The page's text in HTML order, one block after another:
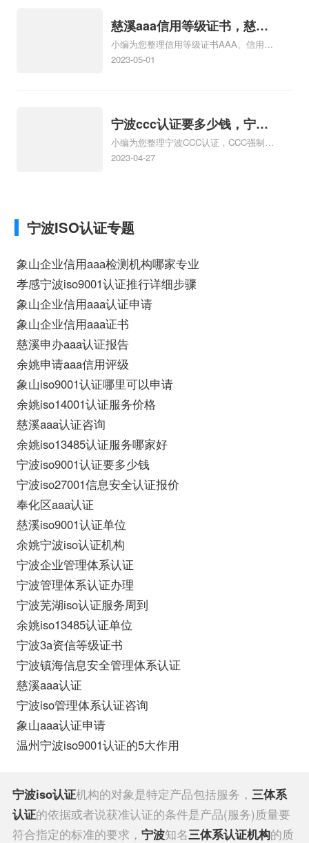
体系认证知识，详情可查看下方正文！
慈溪aaa信用等级证书，慈溪
aaa资信等级证书
小编为您整理信用等级证书AAA、信用等
级证书AAA信用如何申请、如何申请AAA
2023-05-01
宁波ccc认证要多少钱，宁波
ccc认证多少钱
小编为您整理宁波CCC认证，CCC强制
性，CCC产品认证，多少钱、宁波做CCC
认证知识，详情可查看下方正文！
2023-04-27
宁波ISO认证专题
象山企业信用aaa检测机构哪家专业
孝感宁波iso9001认证推行详细步骤
象山企业信用aaa认证申请
象山企业信用aaa证书
慈溪申办aaa认证报告
余姚申请aaa信用评级
象山iso9001认证哪里可以申请
余姚iso14001认证服务价格
慈溪aaa认证咨询
余姚iso13485认证服务哪家好
宁波iso9001认证要多少钱
宁波iso27001信息安全认证报价
奉化区aaa认证
慈溪iso9001认证单位
余姚宁波iso认证机构
宁波企业管理体系认证
宁波管理体系认证办理
宁波芜湖iso认证服务周到
余姚iso13485认证单位
宁波3a资信等级证书
宁波镇海信息安全管理体系认证
慈溪aaa认证
宁波iso管理体系认证咨询
象山aaa认证申请
温州宁波iso9001认证的5大作用
宁波iso认证机构的对象是特定产品包括服务， 三体系
认证的依据或者说获准认证的条件是产品(服务)质量要
符合指定的标准的要求， 宁波知名三体系认证机构的质